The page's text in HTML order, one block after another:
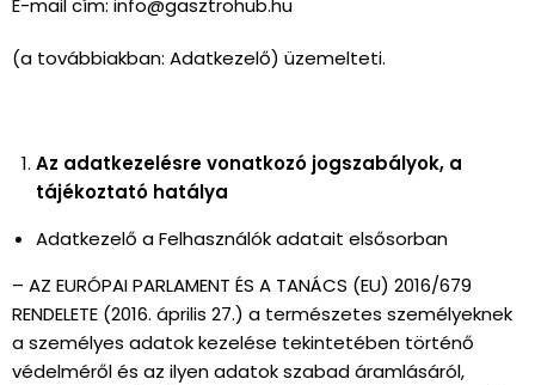
E-mail cím: info@gasztrohub.hu
(a továbbiakban: Adatkezelő) üzemelteti.
Az adatkezelésre vonatkozó jogszabályok, a
tájékoztató hatálya
Adatkezelő a Felhasználók adatait elsősorban
– AZ EURÓPAI PARLAMENT ÉS A TANÁCS (EU) 2016/679
RENDELETE (2016. április 27.) a természetes személyeknek
a személyes adatok kezelése tekintetében történő
védelméről és az ilyen adatok szabad áramlásáról,